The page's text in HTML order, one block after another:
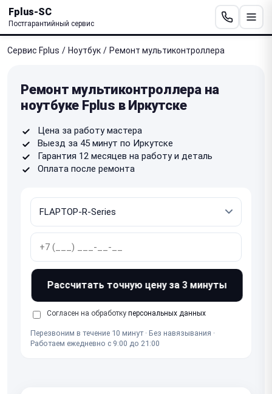
Fplus-SC
Постгарантийный сервис
Сервис Fplus / Ноутбук / Ремонт мультиконтроллера
Ремонт мультиконтроллера на
ноутбуке Fplus в Иркутске
Цена за работу мастера
Выезд за 45 минут по Иркутске
Гарантия 12 месяцев на работу и деталь
Оплата после ремонта
Рассчитать точную цену за 3 минуты
Согласен на обработку персональных данных
Перезвоним в течение 10 минут · Без навязывания ·
Работаем ежедневно с 9:00 до 21:00